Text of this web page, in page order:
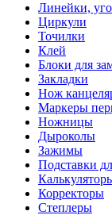
Линейки,
Циркули
Точилки
Клей
Блоки для
Закладки
Нож
Маркеры
Ножницы
Дыроколы
Зажимы
Подставки
Корректоры
Степлеры